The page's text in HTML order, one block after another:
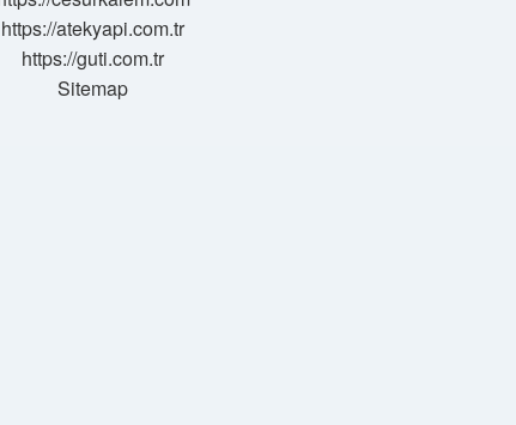
https://atekyapi.com.tr
https://guti.com.tr
Sitemap